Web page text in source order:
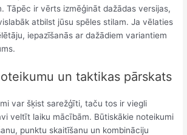
Tāpēc ir vērts izmēģināt dažādas versijas,
atbilst jūsu spēles stilam. Ja vēlaties
iepazīšanās ar dažādiem variantiem
un taktikas pārskats
var šķist sarežģīti, taču tos ir viegli
veltīt laiku mācībām. Būtiskākie noteikumi
punktu skaitīšanu un kombināciju